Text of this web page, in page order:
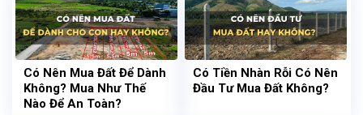
Có Nên Mua Đất Để Dành
Không? Mua Như Thế
Nào Để An Toàn?
Có Tiền Nhàn Rỗi Có Nên
Đầu Tư Mua Đất Không?